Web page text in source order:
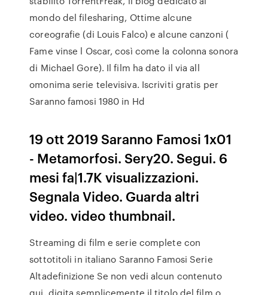
mondo del filesharing, Ottime alcune
coreografie (di Louis Falco) e alcune canzoni (
Fame vinse l Oscar, così come la colonna sonora
di Michael Gore). Il film ha dato il via all
omonima serie televisiva. Iscriviti gratis per
Saranno famosi 1980 in Hd
19 ott 2019 Saranno Famosi 1x01
- Metamorfosi. Sery20. Segui. 6
mesi fa|1.7K visualizzazioni.
Segnala Video. Guarda altri
video. video thumbnail.
Streaming di film e serie complete con
sottotitoli in italiano Saranno Famosi Serie
Altadefinizione Se non vedi alcun contenuto
qui, digita semplicemente il titolo del film o